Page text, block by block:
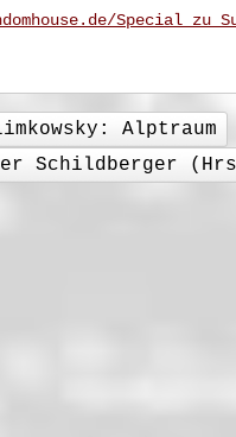
Alptraum
Schildberger